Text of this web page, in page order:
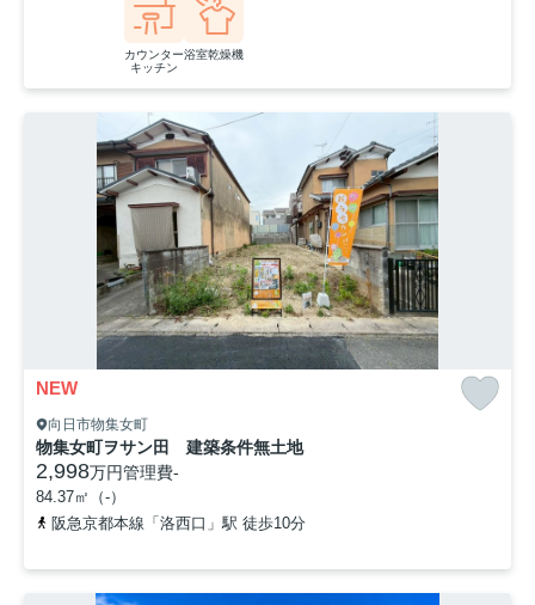
カウンター
キッチン
浴室乾燥機
NEW
向日市物集女町
物集女町ヲサン田 建築条件無土地
2,998万円管理費-
84.37㎡（-）
阪急京都本線「洛西口」駅 徒歩10分